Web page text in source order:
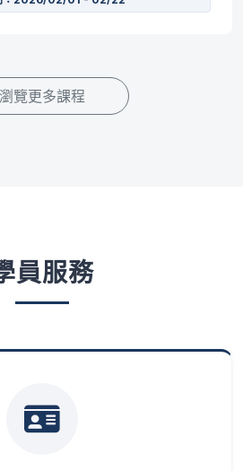
瀏覽更多課程
員服務